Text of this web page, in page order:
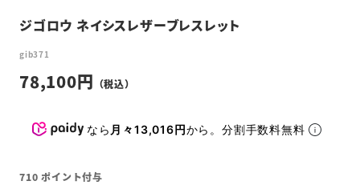
ジゴロウ ネイシスレザーブレスレット
gib371
78,100
なら 月々13,016円から。分割手数料無料
710 ポイント付与